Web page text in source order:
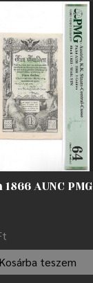
AUNC PMG
Kosárba teszem